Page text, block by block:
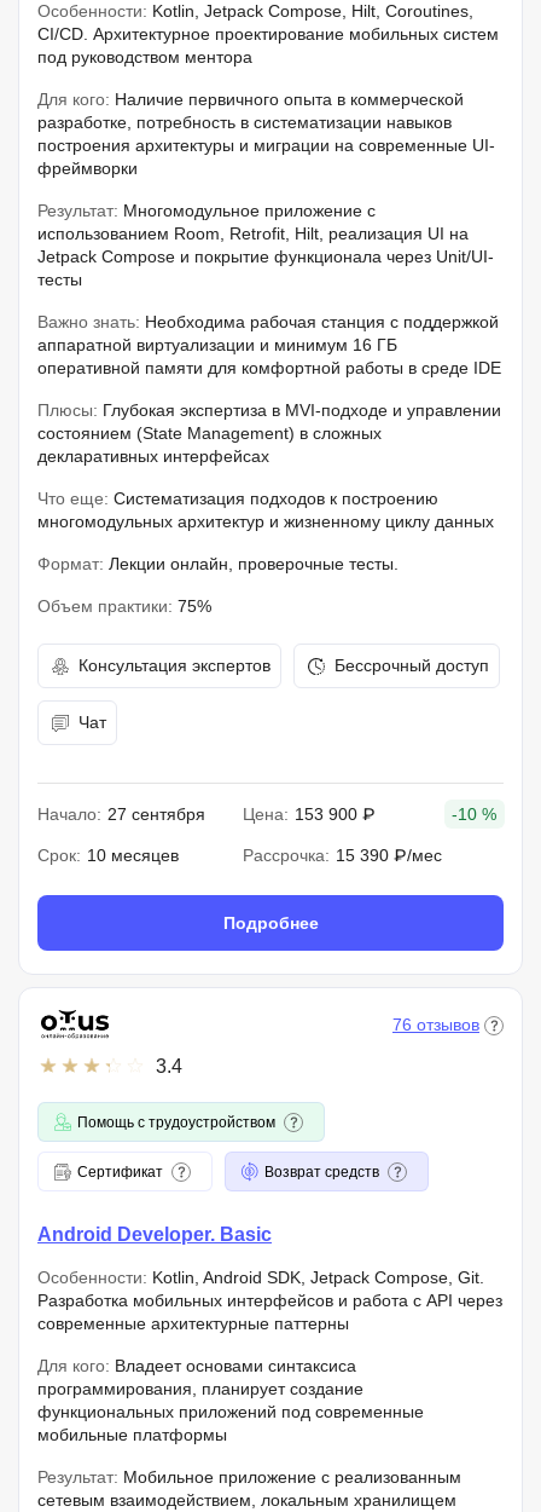
Особенности: Kotlin, Jetpack Compose, Hilt, Coroutines,
CI/CD. Архитектурное проектирование мобильных систем
под руководством ментора
Для кого: Наличие первичного опыта в коммерческой
разработке, потребность в систематизации навыков
построения архитектуры и миграции на современные UI-
фреймворки
Результат: Многомодульное приложение с
использованием Room, Retrofit, Hilt, реализация UI на
Jetpack Compose и покрытие функционала через Unit/UI-
тесты
Важно знать: Необходима рабочая станция с поддержкой
аппаратной виртуализации и минимум 16 ГБ
оперативной памяти для комфортной работы в среде IDE
Плюсы: Глубокая экспертиза в MVI-подходе и управлении
состоянием (State Management) в сложных
декларативных интерфейсах
Что еще: Систематизация подходов к построению
многомодульных архитектур и жизненному циклу данных
Формат: Лекции онлайн, проверочные тесты.
Объем практики: 75%
Консультация экспертов Бессрочный доступ
Чат
Начало: 27 сентября Цена: 153 900 ₽ -10 %
Срок: 10 месяцев Рассрочка: 15 390 ₽/мес
Подробнее
3.4
76 отзывов
Помощь с трудоустройством
Сертификат Возврат средств
Android Developer. Basic
Особенности: Kotlin, Android SDK, Jetpack Compose, Git.
Разработка мобильных интерфейсов и работа с API через
современные архитектурные паттерны
Для кого: Владеет основами синтаксиса
программирования, планирует создание
функциональных приложений под современные
мобильные платформы
Результат: Мобильное приложение с реализованным
сетевым взаимодействием, локальным хранилищем